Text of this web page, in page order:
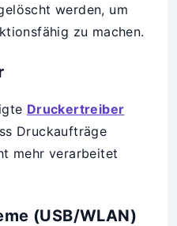
werden, um
zu machen.
Druckertreiber
Druckaufträge
mehr verarbeitet
(USB/WLAN)